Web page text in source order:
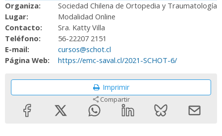
Organiza:
Sociedad Chilena de Ortopedia y Traumatología
Lugar:
Modalidad Online
Contacto:
Sra. Katty Villa
Teléfono:
56-22207 2151
E-mail:
cursos@schot.cl
Página Web:
https://emc-saval.cl/2021-SCHOT-6/
Imprimir
Compartir